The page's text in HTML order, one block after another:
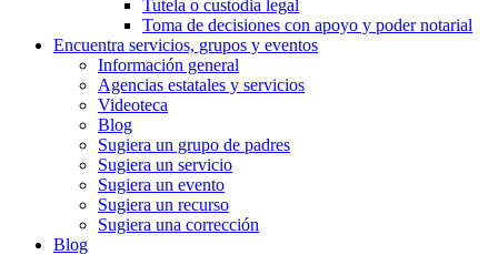
Tutela o custodia legal
Toma de decisiones con apoyo y poder notarial
Encuentra servicios, grupos y eventos
Información general
Agencias estatales y servicios
Videoteca
Blog
Sugiera un grupo de padres
Sugiera un servicio
Sugiera un evento
Sugiera un recurso
Sugiera una corrección
Blog